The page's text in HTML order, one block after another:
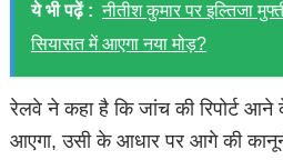
ये भी पढ़ें : नीतीश कुमार पर इल्तिजा
सियासत में आएगा नया मोड़?
रेलवे ने कहा है कि जांच की रिपोर्ट
आएगा, उसी के आधार पर आगे की कानूनी